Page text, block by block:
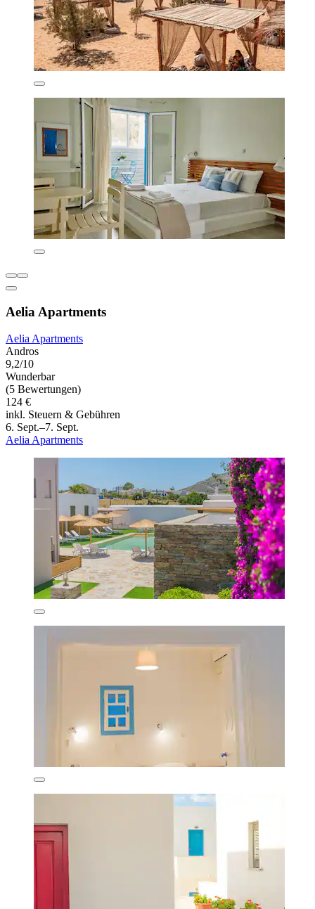
Aelia Apartments
Aelia Apartments
Andros
9,2/10
Wunderbar
(5 Bewertungen)
124 €
inkl. Steuern & Gebühren
6. Sept.–7. Sept.
Aelia Apartments